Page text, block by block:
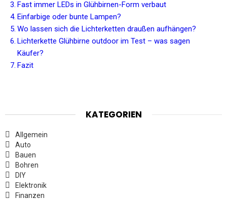
Fast immer LEDs in Glühbirnen-Form verbaut
Einfarbige oder bunte Lampen?
Wo lassen sich die Lichterketten draußen aufhängen?
Lichterkette Glühbirne outdoor im Test – was sagen
Käufer?
Fazit
KATEGORIEN
Allgemein
Auto
Bauen
Bohren
DIY
Elektronik
Finanzen